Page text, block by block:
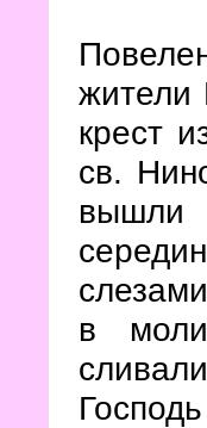
жители
крест
св.
вышли
в